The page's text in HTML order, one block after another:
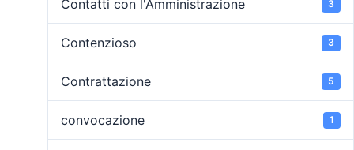
Contatti con l'Amministrazione 3
Contenzioso 3
Contrattazione 5
convocazione 1